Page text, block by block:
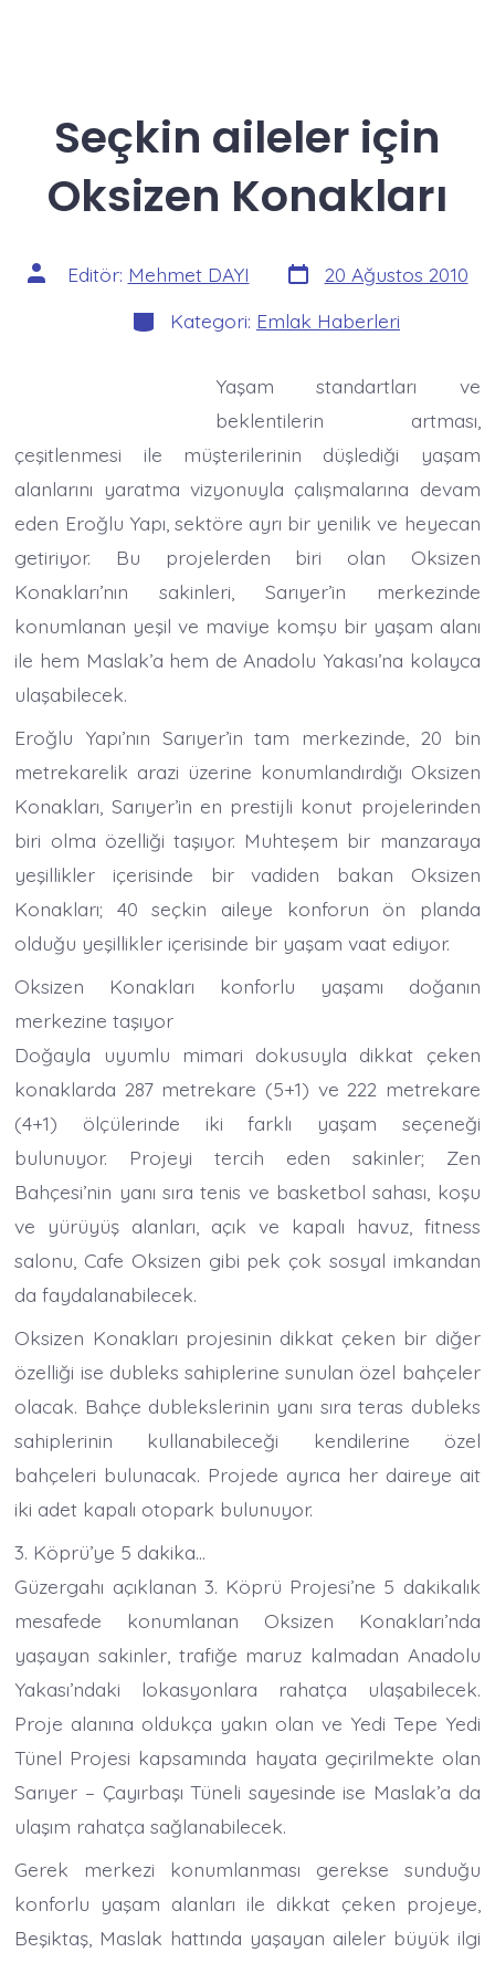
Seçkin aileler için
Oksizen Konakları
Yazının
yazarı
Editör: Mehmet DAYI Yazı
tarihi
20 Ağustos 2010
Kategoriler
Kategori: Emlak Haberleri
Yaşam standartları ve
beklentilerin artması,
çeşitlenmesi ile müşterilerinin düşlediği yaşam
alanlarını yaratma vizyonuyla çalışmalarına devam
eden Eroğlu Yapı, sektöre ayrı bir yenilik ve heyecan
getiriyor. Bu projelerden biri olan Oksizen
Konakları’nın sakinleri, Sarıyer’in merkezinde
konumlanan yeşil ve maviye komşu bir yaşam alanı
ile hem Maslak’a hem de Anadolu Yakası’na kolayca
ulaşabilecek.
Eroğlu Yapı’nın Sarıyer’in tam merkezinde, 20 bin
metrekarelik arazi üzerine konumlandırdığı Oksizen
Konakları, Sarıyer’in en prestijli konut projelerinden
biri olma özelliği taşıyor. Muhteşem bir manzaraya
yeşillikler içerisinde bir vadiden bakan Oksizen
Konakları; 40 seçkin aileye konforun ön planda
olduğu yeşillikler içerisinde bir yaşam vaat ediyor.
Oksizen Konakları konforlu yaşamı doğanın
merkezine taşıyor
Doğayla uyumlu mimari dokusuyla dikkat çeken
konaklarda 287 metrekare (5+1) ve 222 metrekare
(4+1) ölçülerinde iki farklı yaşam seçeneği
bulunuyor. Projeyi tercih eden sakinler; Zen
Bahçesi’nin yanı sıra tenis ve basketbol sahası, koşu
ve yürüyüş alanları, açık ve kapalı havuz, fitness
salonu, Cafe Oksizen gibi pek çok sosyal imkandan
da faydalanabilecek.
Oksizen Konakları projesinin dikkat çeken bir diğer
özelliği ise dubleks sahiplerine sunulan özel bahçeler
olacak. Bahçe dublekslerinin yanı sıra teras dubleks
sahiplerinin kullanabileceği kendilerine özel
bahçeleri bulunacak. Projede ayrıca her daireye ait
iki adet kapalı otopark bulunuyor.
3. Köprü’ye 5 dakika…
Güzergahı açıklanan 3. Köprü Projesi’ne 5 dakikalık
mesafede konumlanan Oksizen Konakları’nda
yaşayan sakinler, trafiğe maruz kalmadan Anadolu
Yakası’ndaki lokasyonlara rahatça ulaşabilecek.
Proje alanına oldukça yakın olan ve Yedi Tepe Yedi
Tünel Projesi kapsamında hayata geçirilmekte olan
Sarıyer – Çayırbaşı Tüneli sayesinde ise Maslak’a da
ulaşım rahatça sağlanabilecek.
Gerek merkezi konumlanması gerekse sunduğu
konforlu yaşam alanları ile dikkat çeken projeye,
Beşiktaş, Maslak hattında yaşayan aileler büyük ilgi